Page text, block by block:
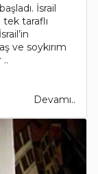
İsrail
taraflı
ve soykırım
..
Devamı..